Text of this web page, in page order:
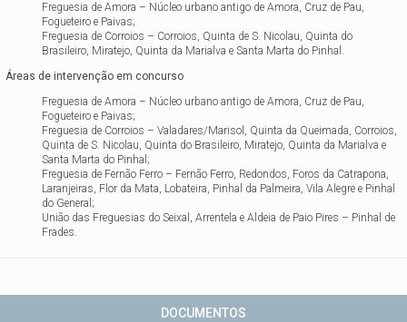
Freguesia de Amora – Núcleo urbano antigo de Amora, Cruz de Pau,
Fogueteiro e Paivas;
Freguesia de Corroios – Corroios, Quinta de S. Nicolau, Quinta do
Brasileiro, Miratejo, Quinta da Marialva e Santa Marta do Pinhal.
Áreas de intervenção em concurso
Freguesia de Amora – Núcleo urbano antigo de Amora, Cruz de Pau,
Fogueteiro e Paivas;
Freguesia de Corroios – Valadares/Marisol, Quinta da Queimada, Corroios,
Quinta de S. Nicolau, Quinta do Brasileiro, Miratejo, Quinta da Marialva e
Santa Marta do Pinhal;
Freguesia de Fernão Ferro – Fernão Ferro, Redondos, Foros da Catrapona,
Laranjeiras, Flor da Mata, Lobateira, Pinhal da Palmeira, Vila Alegre e Pinhal
do General;
União das Freguesias do Seixal, Arrentela e Aldeia de Paio Pires – Pinhal de
Frades.
DOCUMENTOS